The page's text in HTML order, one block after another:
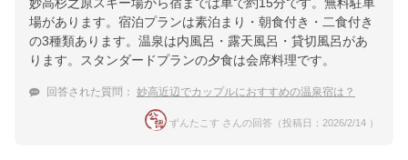
場があります。宿泊プランは素泊まり・朝食付き・二食付き
の3種類あります。温泉は内風呂・露天風呂・貸切風呂があ
ります。スタンダードプランの夕食は会席料理です。
回答された質問： 妙高近辺でカップルにおすすめの温泉宿は？
ずんたこす さんの回答（投稿日：2026/2/14 ）